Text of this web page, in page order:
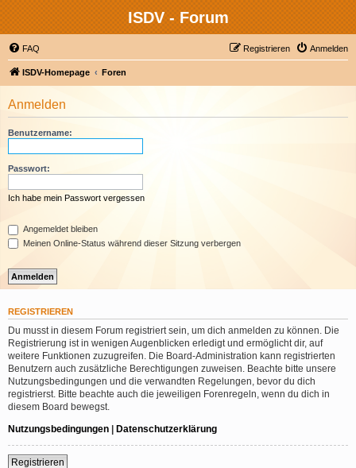
ISDV - Forum
FAQ Anmelden
Registrieren
ISDV-Homepage Foren
Anmelden
Benutzername:
Passwort:
Ich habe mein Passwort vergessen
Angemeldet bleiben
Meinen Online-Status während dieser Sitzung verbergen
REGISTRIEREN
Du musst in diesem Forum registriert sein, um dich anmelden zu können. Die
Registrierung ist in wenigen Augenblicken erledigt und ermöglicht dir, auf
weitere Funktionen zuzugreifen. Die Board-Administration kann registrierten
Benutzern auch zusätzliche Berechtigungen zuweisen. Beachte bitte unsere
Nutzungsbedingungen und die verwandten Regelungen, bevor du dich
registrierst. Bitte beachte auch die jeweiligen Forenregeln, wenn du dich in
diesem Board bewegst.
Nutzungsbedingungen | Datenschutzerklärung
Registrieren